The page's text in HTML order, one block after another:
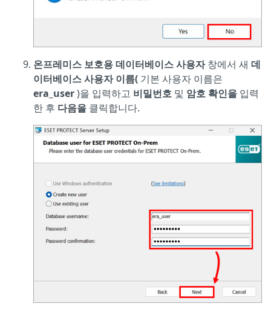
온프레미스 보호용 데이터베이스 사용자창에서 새 데
이터베이스 사용자 이름( 기본 사용자 이름은
era_user)을 입력하고 비밀번호 및 암호 확인을 입력
한 후 다음을 클릭합니다.